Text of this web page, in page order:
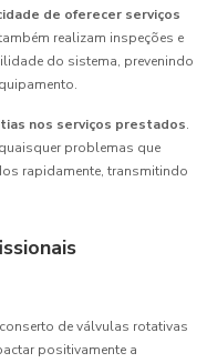
de oferecer serviços
realizam inspeções e
do sistema, prevenindo
nos serviços prestados.
problemas que
rapidamente, transmitindo
de válvulas rotativas
positivamente a